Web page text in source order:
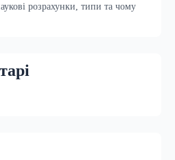
розрахунки, типи та чому